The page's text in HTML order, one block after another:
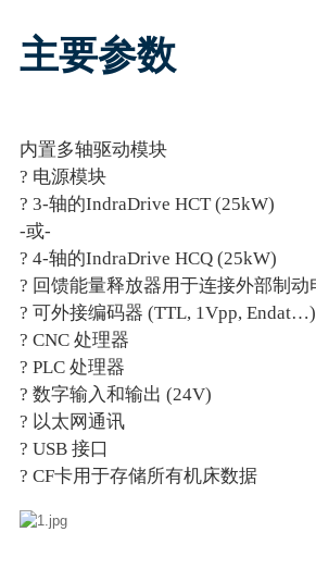
主要参数
内置多轴驱动模块
? 电源模块
? 3-轴的IndraDrive HCT (25kW)
-或-
? 4-轴的IndraDrive HCQ (25kW)
? 回馈能量释放器用于连接外部制动
? 可外接编码器 (TTL, 1Vpp, Endat…)
? CNC 处理器
? PLC 处理器
? 数字输入和输出 (24V)
? 以太网通讯
? USB 接口
? CF卡用于存储所有机床数据